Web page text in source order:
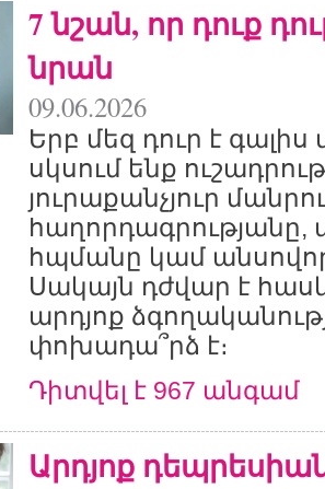
7 նշան, որ դուք
նրան
09.06.2026
Երբ մեզ դուր է գալիս
սկսում ենք
յուրաքանչյուր
հաղորդագրությանը,
հպմանը կամ
Սակայն դժվար է
արդյոք
փոխադա՞րձ է։
Դիտվել է 967 անգամ
Արդյոք